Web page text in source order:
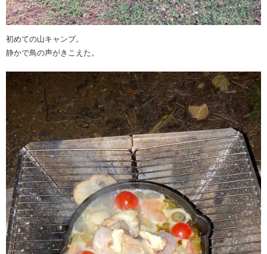
初めての山キャンプ。
静かで鳥の声がきこえた。